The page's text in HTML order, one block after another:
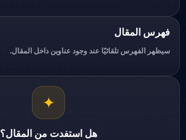
فهرس المقال
سيظهر الفهرس تلقائيًا عند وجود عناوين داخل المقال.
✦
هل استفدت من المقال؟